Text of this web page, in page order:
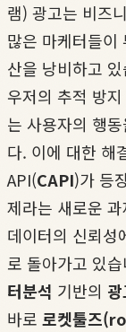
램) 광고는 비즈
많은 마케터들이
산을 낭비하고
우저의 추적 방
는 사용자의 행
다. 이에 대한 해
API(CAPI)가 등
제라는 새로운
데이터의 신뢰성
로 돌아가고 있
터분석 기반의
바로 로켓툴즈